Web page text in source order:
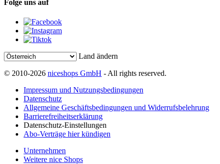
Folge uns auf
Land ändern
© 2010-2026 niceshops GmbH - All rights reserved.
Impressum und Nutzungsbedingungen
Datenschutz
Allgemeine Geschäftsbedingungen und Widerrufsbelehrung
Barrierefreiheitserklärung
Datenschutz-Einstellungen
Abo-Verträge hier kündigen
Unternehmen
Weitere nice Shops